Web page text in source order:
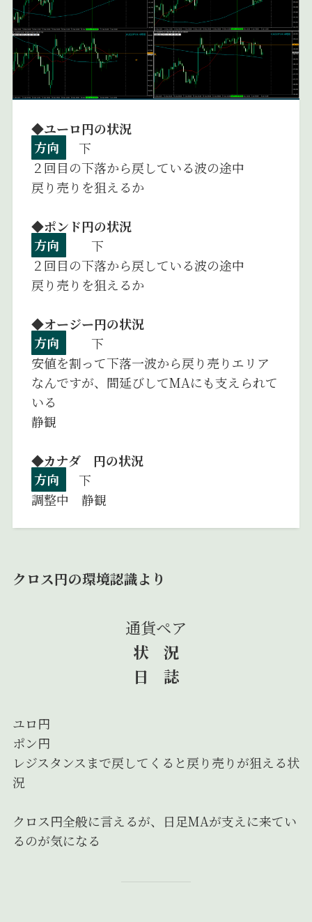
◆ユーロ円の状況
方向
下
２回目の下落から戻している波の途中
戻り売りを狙えるか
◆ポンド円の状況
方向
下
２回目の下落から戻している波の途中
戻り売りを狙えるか
◆オージー円の状況
方向
下
安値を割って下落一波から戻り売りエリア
なんですが、間延びしてMAにも支えられて
いる
静観
◆カナダ 円の状況
方向
下
調整中 静観
クロス円の環境認識より
通貨ペア
状 況
日 誌
ユロ円
ポン円
レジスタンスまで戻してくると戻り売りが狙える状
況
クロス円全般に言えるが、日足MAが支えに来てい
るのが気になる